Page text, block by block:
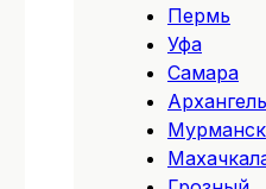
Пермь
Уфа
Самара
Мурманск